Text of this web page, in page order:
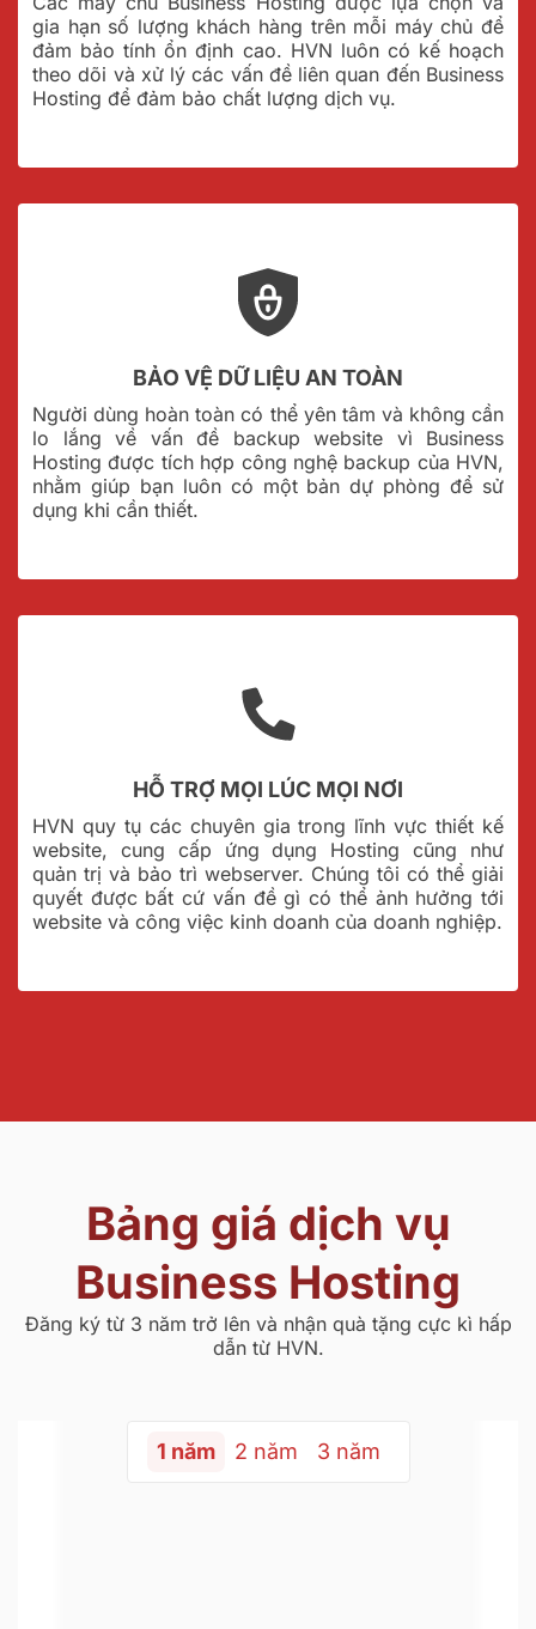
gia hạn số lượng khách hàng trên mỗi máy chủ để
đảm bảo tính ổn định cao. HVN luôn có kế hoạch
theo dõi và xử lý các vấn đề liên quan đến Business
Hosting để đảm bảo chất lượng dịch vụ.
BẢO VỆ DỮ LIỆU AN TOÀN
Người dùng hoàn toàn có thể yên tâm và không cần
lo lắng về vấn đề backup website vì Business
Hosting được tích hợp công nghệ backup của HVN,
nhằm giúp bạn luôn có một bản dự phòng để sử
dụng khi cần thiết.
HỖ TRỢ MỌI LÚC MỌI NƠI
HVN quy tụ các chuyên gia trong lĩnh vực thiết kế
website, cung cấp ứng dụng Hosting cũng như
quản trị và bảo trì webserver. Chúng tôi có thể giải
quyết được bất cứ vấn đề gì có thể ảnh hưởng tới
website và công việc kinh doanh của doanh nghiệp.
Bảng giá dịch vụ
Business Hosting
Đăng ký từ 3 năm trở lên và nhận quà tặng cực kì hấp
dẫn từ HVN.
1 năm 2 năm 3 năm